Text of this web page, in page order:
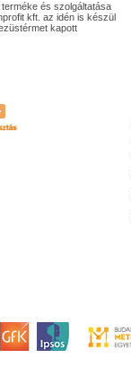
és szolgáltatása
kft. az idén is készül
kapott